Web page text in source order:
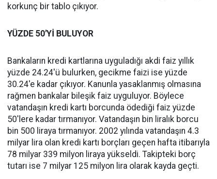
korkunç bir tablo çıkıyor.
YÜZDE 50'Yİ BULUYOR
Bankaların kredi kartlarına uyguladığı akdi faiz yıllık
yüzde 24.24'ü bulurken, gecikme faizi ise yüzde
30.24'e kadar çıkıyor. Kanunla yasaklanmış olmasına
rağmen bankalar bileşik faiz uyguluyor. Böylece
vatandaşın kredi kartı borcunda ödediği faiz yüzde
50'lere kadar tırmanıyor. Vatandaşın bin liralık borcu
bin 500 liraya tırmanıyor. 2002 yılında vatandaşın 4.3
milyar lira olan kredi kartı borçları geçen hafta itibarıyla
78 milyar 339 milyon liraya yükseldi. Takipteki borç
tutarı ise 7 milyar 125 milyon lira olarak kayda geçti.